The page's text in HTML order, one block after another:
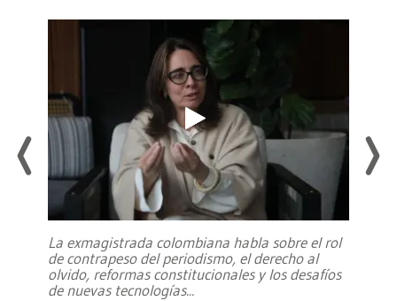
La exmagistrada colombiana habla sobre el rol
de contrapeso del periodismo, el derecho al
olvido, reformas constitucionales y los desafíos
de nuevas tecnologías...